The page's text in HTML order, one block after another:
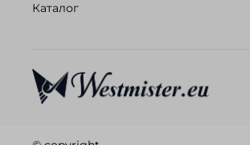
Каталог